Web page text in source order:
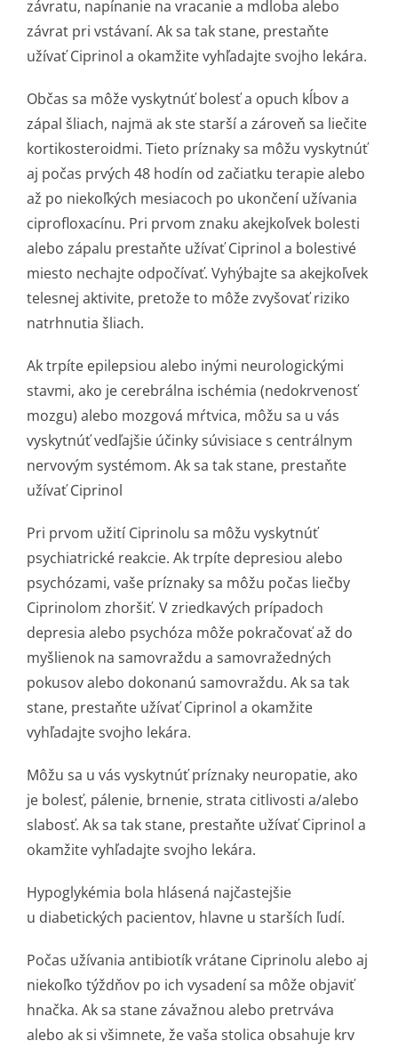
závratu, napínanie na vracanie a mdloba alebo
závrat pri vstávaní. Ak sa tak stane, prestaňte
užívať Ciprinol a okamžite vyhľadajte svojho lekára.
Občas sa môže vyskytnúť bolesť a opuch kĺbov a
zápal šliach, najmä ak ste starší a zároveň sa liečite
kortikosteroidmi. Tieto príznaky sa môžu vyskytnúť
aj počas prvých 48 hodín od začiatku terapie alebo
až po niekoľkých mesiacoch po ukončení užívania
ciprofloxacínu. Pri prvom znaku akejkoľvek bolesti
alebo zápalu prestaňte užívať Ciprinol a bolestivé
miesto nechajte odpočívať. Vyhýbajte sa akejkoľvek
telesnej aktivite, pretože to môže zvyšovať riziko
natrhnutia šliach.
Ak trpíte epilepsiou alebo inými neurologickými
stavmi, ako je cerebrálna ischémia (nedokrvenosť
mozgu) alebo mozgová mŕtvica, môžu sa u vás
vyskytnúť vedľajšie účinky súvisiace s centrálnym
nervovým systémom. Ak sa tak stane, prestaňte
užívať Ciprinol
Pri prvom užití Ciprinolu sa môžu vyskytnúť
psychiatrické reakcie. Ak trpíte depresiou alebo
psychózami, vaše príznaky sa môžu počas liečby
Ciprinolom zhoršiť. V zriedkavých prípadoch
depresia alebo psychóza môže pokračovať až do
myšlienok na samovraždu a samovražedných
pokusov alebo dokonanú samovraždu. Ak sa tak
stane, prestaňte užívať Ciprinol a okamžite
vyhľadajte svojho lekára.
Môžu sa u vás vyskytnúť príznaky neuropatie, ako
je bolesť, pálenie, brnenie, strata citlivosti a/alebo
slabosť. Ak sa tak stane, prestaňte užívať Ciprinol a
okamžite vyhľadajte svojho lekára.
Hypoglykémia bola hlásená najčastejšie
u diabetických pacientov, hlavne u starších ľudí.
Počas užívania antibiotík vrátane Ciprinolu alebo aj
niekoľko týždňov po ich vysadení sa môže objaviť
hnačka. Ak sa stane závažnou alebo pretrváva
alebo ak si všimnete, že vaša stolica obsahuje krv